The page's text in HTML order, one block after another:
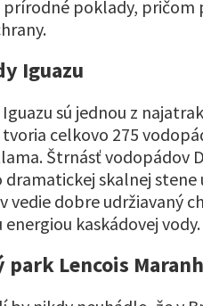
poklady, pričom
Iguazu
sú jednou z
celkovo 275
Štrnásť vodopádov
skalnej
vedie dobre udržiavaný
kaskádovej vody.
park Lencois